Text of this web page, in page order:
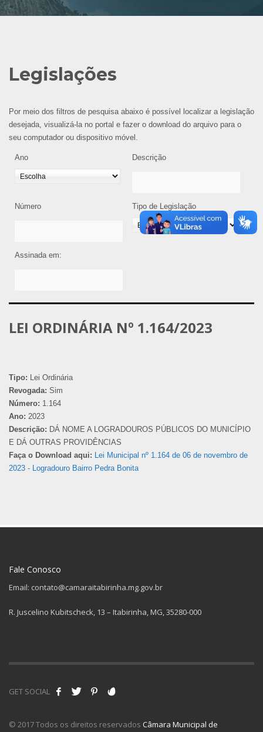
Legislações
Por meio dos filtros de pesquisa abaixo é possível localizar a legislação
desejada, visualizá-la no portal e fazer o download do arquivo para o
seu computador ou dispositivo móvel.
Ano Descrição
Número Tipo de Legislação
Assinada em:
LEI ORDINÁRIA Nº 1.164/2023
Tipo: Lei Ordinária
Revogada: Sim
Número: 1.164
Ano: 2023
Descrição: DÁ NOME A LOGRADOUROS PÚBLICOS DO MUNICÍPIO
E DÁ OUTRAS PROVIDÊNCIAS
Faça o Download aqui: Lei Municipal nº 1.164 de 06 de novembro de
2023 - Logradouro Bairro Pedra Bonita
Fale Conosco
Email: contato@camaraitabirinha.mg.gov.br
R. Juscelino Kubitscheck, 13 – Itabirinha, MG, 35280-000
GET SOCIAL
© 2017 Todos os direitos reservados Câmara Municipal de